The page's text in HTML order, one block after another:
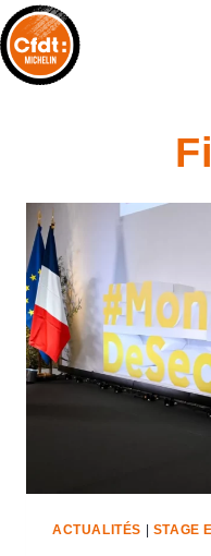
ACTUALITÉS | STAGE